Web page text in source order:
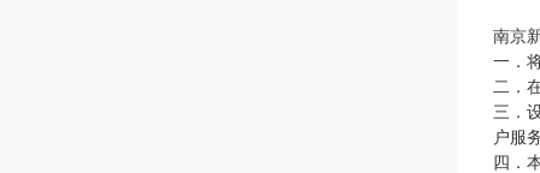
南京
一．
二．
三．
户服
四．